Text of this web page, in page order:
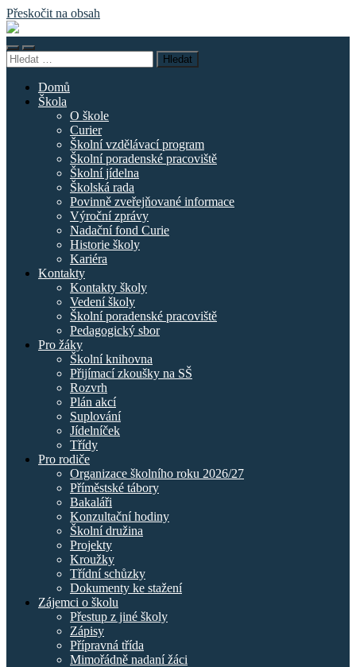
Přeskočit na obsah
Základní
škola
náměstí
Curieových
Přepnout
mobilní
Přepnout
vyhledávací
Vyhledávání
Domů
Škola
O škole
Curier
Školní vzdělávací program
Školní poradenské pracoviště
Školní jídelna
Školská rada
Povinně zveřejňované informace
Výroční zprávy
Nadační fond Curie
Historie školy
Kariéra
Kontakty
Kontakty školy
Vedení školy
Školní poradenské pracoviště
Pedagogický sbor
Pro žáky
Školní knihovna
Přijímací zkoušky na SŠ
Rozvrh
Plán akcí
Suplování
Jídelníček
Třídy
Pro rodiče
Organizace školního roku 2026/27
Příměstské tábory
Bakaláři
Konzultační hodiny
Školní družina
Projekty
Kroužky
Třídní schůzky
Dokumenty ke stažení
Zájemci o školu
Přestup z jiné školy
Zápisy
Přípravná třída
Mimořádně nadaní žáci